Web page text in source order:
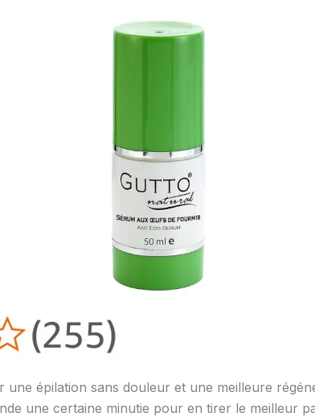
une épilation sans douleur et une meilleure
une certaine minutie pour en tirer le meilleur